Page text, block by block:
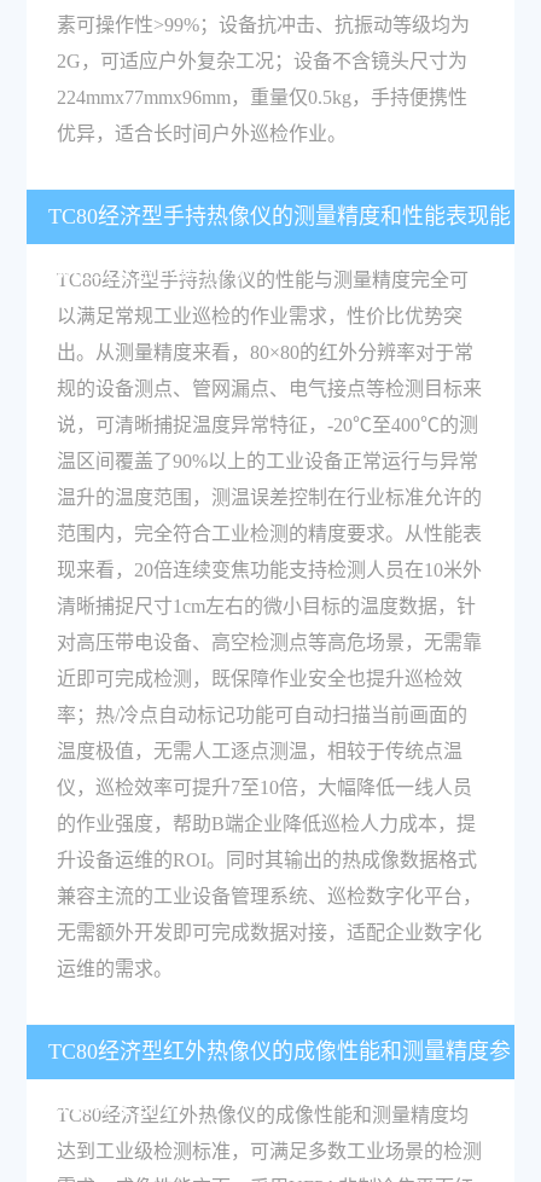
素可操作性>99%；设备抗冲击、抗振动等级均为
2G，可适应户外复杂工况；设备不含镜头尺寸为
224mmx77mmx96mm，重量仅0.5kg，手持便携性
优异，适合长时间户外巡检作业。
TC80经济型手持热像仪的测量精度和性能表现能
满足工业巡检需求吗？
TC80经济型手持热像仪的性能与测量精度完全可
以满足常规工业巡检的作业需求，性价比优势突
出。从测量精度来看，80×80的红外分辨率对于常
规的设备测点、管网漏点、电气接点等检测目标来
说，可清晰捕捉温度异常特征，-20℃至400℃的测
温区间覆盖了90%以上的工业设备正常运行与异常
温升的温度范围，测温误差控制在行业标准允许的
范围内，完全符合工业检测的精度要求。从性能表
现来看，20倍连续变焦功能支持检测人员在10米外
清晰捕捉尺寸1cm左右的微小目标的温度数据，针
对高压带电设备、高空检测点等高危场景，无需靠
近即可完成检测，既保障作业安全也提升巡检效
率；热/冷点自动标记功能可自动扫描当前画面的
温度极值，无需人工逐点测温，相较于传统点温
仪，巡检效率可提升7至10倍，大幅降低一线人员
的作业强度，帮助B端企业降低巡检人力成本，提
升设备运维的ROI。同时其输出的热成像数据格式
兼容主流的工业设备管理系统、巡检数字化平台，
无需额外开发即可完成数据对接，适配企业数字化
运维的需求。
TC80经济型红外热像仪的成像性能和测量精度参
数具体是多少？
TC80经济型红外热像仪的成像性能和测量精度均
达到工业级检测标准，可满足多数工业场景的检测